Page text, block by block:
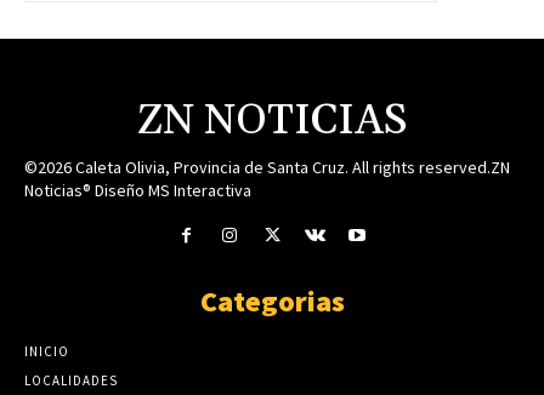
ZN NOTICIAS
©2026 Caleta Olivia, Provincia de Santa Cruz. All rights reserved.ZN
Noticias® Diseño MS Interactiva
Categorias
INICIO
LOCALIDADES